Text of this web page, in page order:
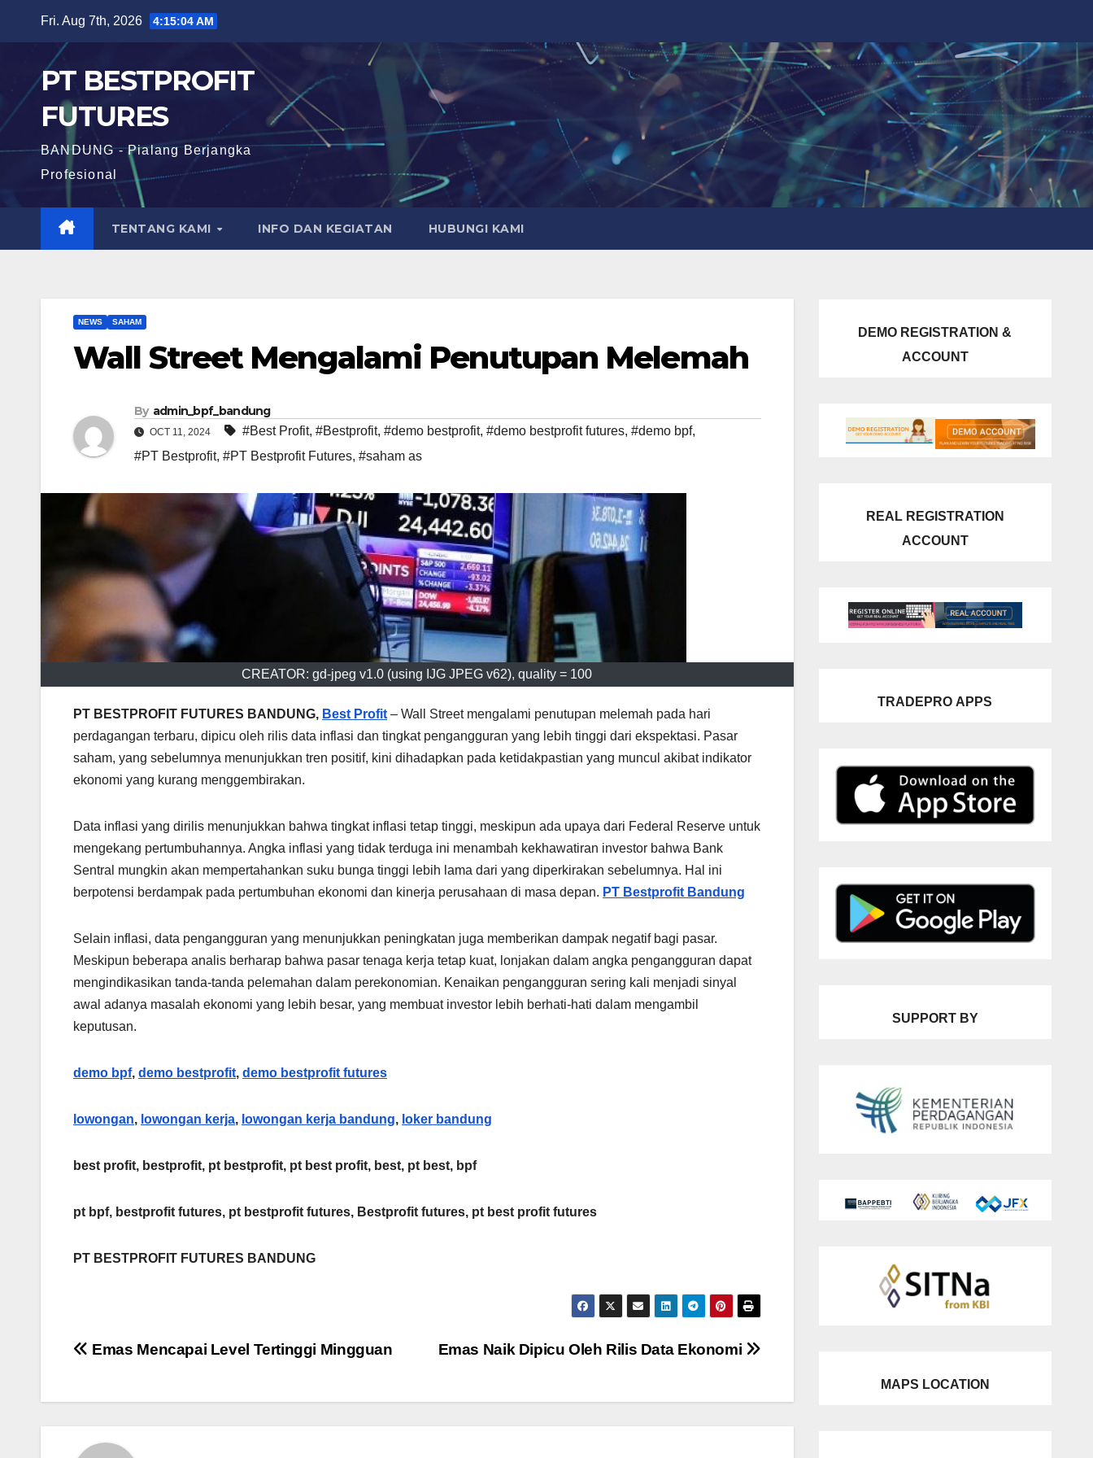
Fri. Aug 7th, 2026 4:15:05 AM
PT BESTPROFIT
FUTURES
BANDUNG - Pialang Berjangka
Profesional
TENTANG KAMI INFO DAN KEGIATAN HUBUNGI KAMI
NEWS SAHAM
Wall Street Mengalami Penutupan Melemah
By admin_bpf_bandung
OCT 11, 2024 #Best Profit, #Bestprofit, #demo bestprofit, #demo bestprofit futures, #demo bpf,
#PT Bestprofit, #PT Bestprofit Futures, #saham as
CREATOR: gd-jpeg v1.0 (using IJG JPEG v62), quality = 100
PT BESTPROFIT FUTURES BANDUNG, Best Profit – Wall Street mengalami penutupan melemah pada hari
perdagangan terbaru, dipicu oleh rilis data inflasi dan tingkat pengangguran yang lebih tinggi dari ekspektasi. Pasar
saham, yang sebelumnya menunjukkan tren positif, kini dihadapkan pada ketidakpastian yang muncul akibat indikator
ekonomi yang kurang menggembirakan.
Data inflasi yang dirilis menunjukkan bahwa tingkat inflasi tetap tinggi, meskipun ada upaya dari Federal Reserve untuk
mengekang pertumbuhannya. Angka inflasi yang tidak terduga ini menambah kekhawatiran investor bahwa Bank
Sentral mungkin akan mempertahankan suku bunga tinggi lebih lama dari yang diperkirakan sebelumnya. Hal ini
berpotensi berdampak pada pertumbuhan ekonomi dan kinerja perusahaan di masa depan. PT Bestprofit Bandung
Selain inflasi, data pengangguran yang menunjukkan peningkatan juga memberikan dampak negatif bagi pasar.
Meskipun beberapa analis berharap bahwa pasar tenaga kerja tetap kuat, lonjakan dalam angka pengangguran dapat
mengindikasikan tanda-tanda pelemahan dalam perekonomian. Kenaikan pengangguran sering kali menjadi sinyal
awal adanya masalah ekonomi yang lebih besar, yang membuat investor lebih berhati-hati dalam mengambil
keputusan.
demo bpf, demo bestprofit, demo bestprofit futures
lowongan, lowongan kerja, lowongan kerja bandung, loker bandung
best profit, bestprofit, pt bestprofit, pt best profit, best, pt best, bpf
pt bpf, bestprofit futures, pt bestprofit futures, Bestprofit futures, pt best profit futures
PT BESTPROFIT FUTURES BANDUNG
Post
Emas Naik Dipicu Oleh Rilis Data Ekonomi
Emas Mencapai Level Tertinggi Mingguan
DEMO REGISTRATION &
ACCOUNT
REAL REGISTRATION
ACCOUNT
TRADEPRO APPS
SUPPORT BY
MAPS LOCATION